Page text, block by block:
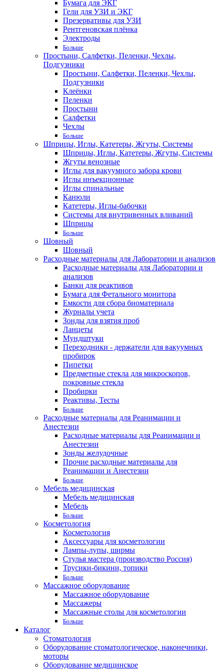
Бумага для ЭКГ
Гели для УЗИ и ЭКГ
Презервативы для УЗИ
Рентгеновская плёнка
Электроды
Больше
Простыни, Салфетки, Пеленки, Чехлы,
Подгузники
Простыни, Салфетки, Пеленки, Чехлы,
Подгузники
Клеёнки
Пеленки
Простыни
Салфетки
Чехлы
Больше
Шприцы, Иглы, Катетеры, Жгуты, Системы
Шприцы, Иглы, Катетеры, Жгуты, Системы
Жгуты венозные
Иглы для вакуумного забора крови
Иглы инъекционные
Иглы спинальные
Канюли
Катетеры, Иглы-бабочки
Системы для внутривенных вливаний
Шприцы
Больше
Шовный
Шовный
Расходные материалы для Лаборатории и анализов
Расходные материалы для Лаборатории и
анализов
Банки для реактивов
Бумага для Фетального монитора
Емкости для сбора биоматериала
Журналы учета
Зонды для взятия проб
Ланцеты
Мундштуки
Переходники - держатели для вакуумных
пробирок
Пипетки
Предметные стекла для микроскопов,
покровные стекла
Пробирки
Реактивы, Тесты
Больше
Расходные материалы для Реанимации и
Анестезии
Расходные материалы для Реанимации и
Анестезии
Зонды желудочные
Прочие расходные материалы для
Реанимации и Анестезии
Больше
Мебель медицинская
Мебель медицинская
Мебель
Больше
Косметология
Косметология
Аксессуары для косметологии
Лампы-лупы, ширмы
Стулья мастера (производство Россия)
Трусики-бикини, топики
Больше
Массажное оборудование
Массажное оборудование
Массажеры
Массажные столы для косметологии
Больше
Каталог
Стоматология
Оборудование стоматологическое, наконечники,
моторы
Оборудование медицинское